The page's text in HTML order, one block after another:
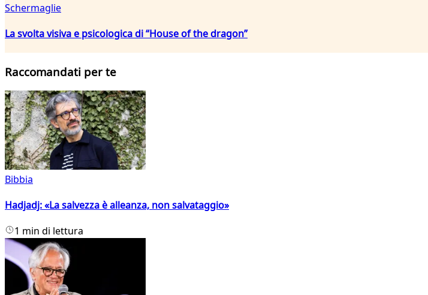
Schermaglie
La svolta visiva e psicologica di “House of the dragon”
Raccomandati per te
Bibbia
Hadjadj: «La salvezza è alleanza, non salvataggio»
1 min di lettura